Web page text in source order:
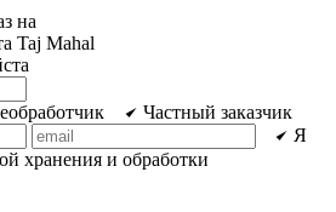
на
Taj Mahal
Частный заказчик
Я
хранения и обработки